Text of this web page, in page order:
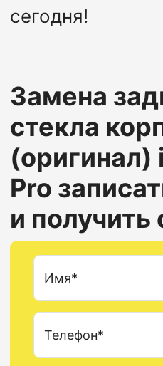
сегодня!
Замена
стекла
(оригинал)
Pro
и получить
Имя*
Телефон*